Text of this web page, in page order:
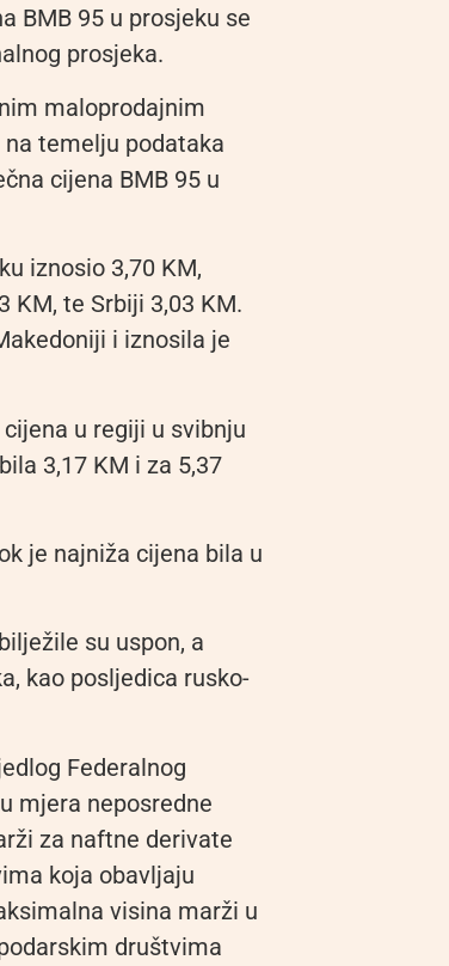
BMB 95 u prosjeku se
prosjeka.
maloprodajnim
temelju podataka
cijena BMB 95 u
iznosio 3,70 KM,
KM, te Srbiji 3,03 KM.
i iznosila je
u regiji u svibnju
3,17 KM i za 5,37
je najniža cijena bila u
su uspon, a
kao posljedica rusko-
Federalnog
mjera neposredne
za naftne derivate
koja obavljaju
visina marži u
društvima